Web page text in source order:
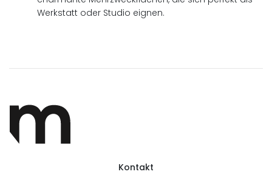
Werkstatt oder Studio eignen.
Kontakt